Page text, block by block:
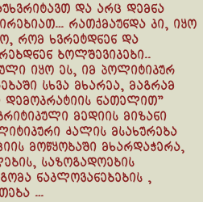
და არც დემნა
რათქმაუნდა კი, იყო
რომ ხვრეტდნენ და
ბოლშევიკები..
იყო ეს, იმ პოლიტიკურ
სხვა მხარეა, მაგრამ
დემოკრატიის ნათელით”
მედიის მიზანი
ძალის მსახურება
მოწყობაში მხარდაჭერა,
საზოგადოების
ნაკლოვანებების ,
…